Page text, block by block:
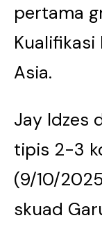
pertama
Kualifikasi
Asia.
Jay Idzes
tipis 2-3
(9/10/
skuad